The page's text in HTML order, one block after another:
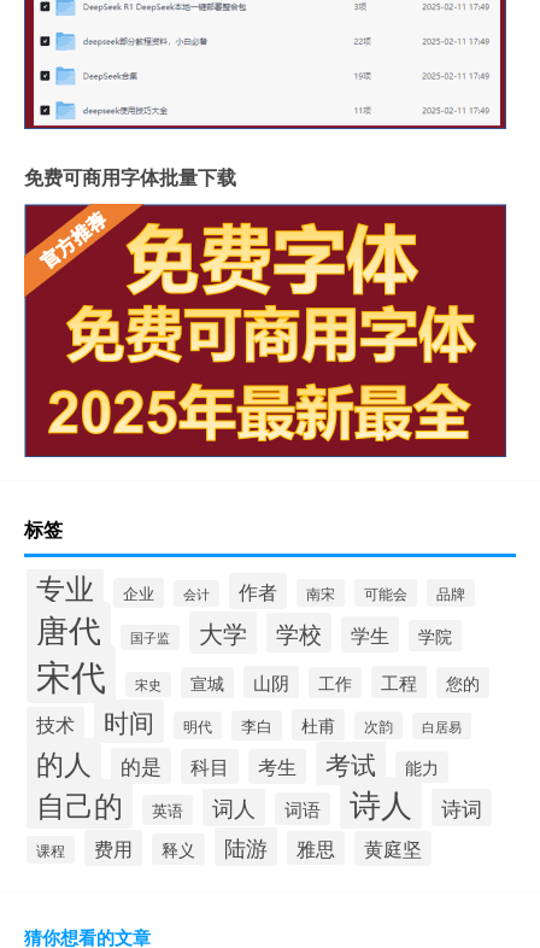
免费可商用字体批量下载
标签
专业 企业 会计 作者 南宋 可能会 品牌
唐代 国子监 大学 学校 学生 学院
宋代 宋史 宣城 山阴 工作 工程 您的
技术 时间 明代 李白 杜甫 次韵 白居易
的人 的是 科目 考生 考试 能力
自己的 英语 词人 词语 诗人 诗词
课程 费用 释义 陆游 雅思 黄庭坚
猜你想看的文章